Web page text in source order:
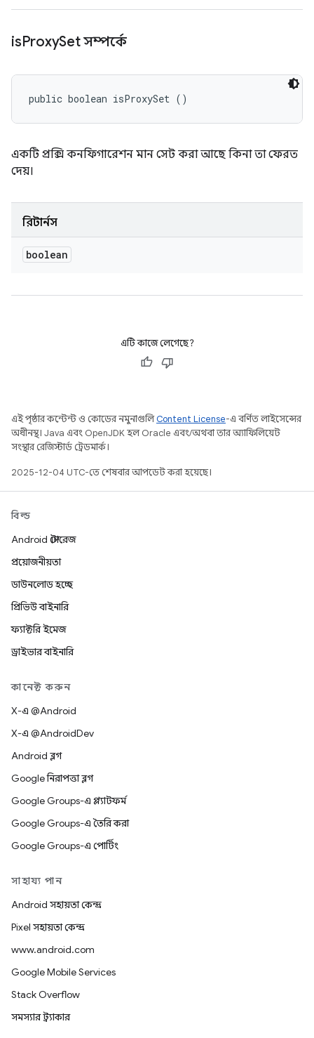
isProxySet সম্পর্কে
public boolean isProxySet ()
একটি প্রক্সি কনফিগারেশন মান সেট করা আছে কিনা তা ফেরত
দেয়।
রিটার্নস
boolean
এটি কাজে লেগেছে?
এই পৃষ্ঠার কন্টেন্ট ও কোডের নমুনাগুলিContent License-এ বর্ণিত লাইসেন্সের
অধীনস্থ। Java এবং OpenJDK হল Oracle এবং/অথবা তার অ্যাফিলিয়েট
সংস্থার রেজিস্টার্ড ট্রেডমার্ক।
2025-12-04 UTC-তে শেষবার আপডেট করা হয়েছে।
বিল্ড
Android স্টোরেজ
প্রয়োজনীয়তা
ডাউনলোড হচ্ছে
প্রিভিউ বাইনারি
ফ্যাক্টরি ইমেজ
ড্রাইভার বাইনারি
কানেক্ট করুন
X-এ @Android
X-এ @AndroidDev
Android ব্লগ
Google নিরাপত্তা ব্লগ
Google Groups-এ প্ল্যাটফর্ম
Google Groups-এ তৈরি করা
Google Groups-এ পোর্টিং
সাহায্য পান
Android সহায়তা কেন্দ্র
Pixel সহায়তা কেন্দ্র
www.android.com
Google Mobile Services
Stack Overflow
সমস্যার ট্র্যাকার